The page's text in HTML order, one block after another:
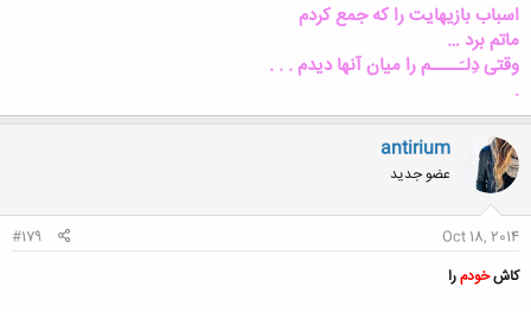
اسباب بازیهایت را که جمع کردم
ماتم برد …
وقتی دِلـَــــم را میان آنها دیدم . . .
.
antirium
عضو جدید
Oct 18, 2014
#179
کاشخودمرا